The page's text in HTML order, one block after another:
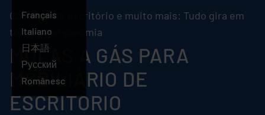
Français
Italiano
日本語
Português
Русский
Românesc
Cadeiras de escritório e muito mais: Tudo gira em
torno da ergonomia
MOLAS A GÁS PARA
MOBILIÁRIO DE
ESCRITÓRIO